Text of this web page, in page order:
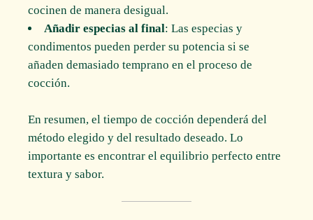
cocinen de manera desigual.
Añadir especias al final: Las especias y
condimentos pueden perder su potencia si se
añaden demasiado temprano en el proceso de
cocción.
En resumen, el tiempo de cocción dependerá del
método elegido y del resultado deseado. Lo
importante es encontrar el equilibrio perfecto entre
textura y sabor.